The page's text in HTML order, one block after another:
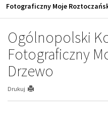
Fotograficzny Moje
Ogólnopolski
Fotograficzny
Drzewo
Drukuj